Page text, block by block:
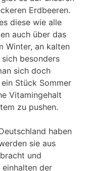
Erdbeeren.
diese wie alle
auch über das
Winter, an kalten
besonders
sich doch
Stück Sommer
Vitamingehalt
zu pushen.
haben
sie aus
und
der